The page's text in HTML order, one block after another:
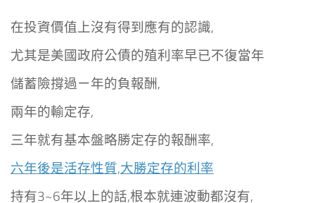
在投資價值上沒有得到應有的認識,
尤其是美國政府公債的殖利率早已不復當年
儲蓄險撐過ㄧ年的負報酬,
兩年的輸定存,
三年就有基本盤略勝定存的報酬率,
六年後是活存性質,大勝定存的利率
持有3~6年以上的話,根本就連波動都沒有,